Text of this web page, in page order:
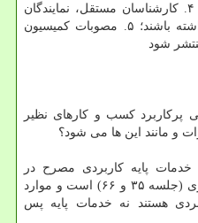
همه جلسات حضور داشته باشند؛ ۴. کارشناسان مستقل، نمایندگان
دولت و بخش خصوصی حضور داشته باشند؛ ۵. مصوبات کمیسیون
شود
پرکاربرد کسب و کارهای نظیر
و مانند این ها می شود؟
پایه کاربردی مصرح در
مصوبات شورای عالی فضای مجازی (جلسه ۳۵ و ۶۶) است و موارد
هستند نه خدمات پایه پس